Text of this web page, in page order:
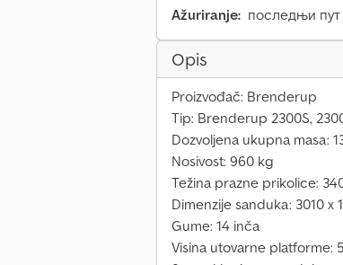
Ažuriranje: последњи пут
Opis
Proizvođač: Brenderup
Tip: Brenderup 2300S,
Dozvoljena ukupna masa:
Nosivost: 960 kg
Težina prazne prikolice:
Dimenzije sanduka: 3010 x
Gume: 14 inča
Visina utovarne platforme: